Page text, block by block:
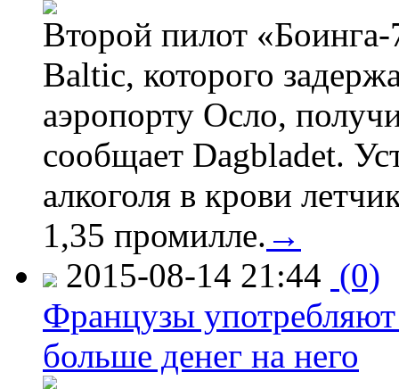
Второй пилот
Baltic, которого
аэропорту Осло,
сообщает Dagbladet.
алкоголя в крови
1,35 промилле. →
2015-08-14 21:44 (0)
Французы
больше денег на него